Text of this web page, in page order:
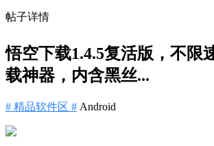
帖子详情
悟空下载1.4.5复活版，不限
载神器，内含黑丝...
# 精品软件区 # Android